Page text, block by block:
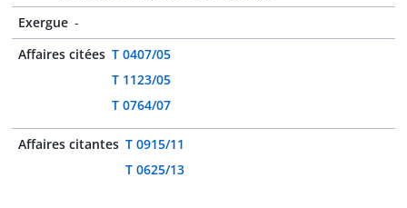
Exergue -
Affaires citées T 0407/05
T 1123/05
T 0764/07
Affaires citantes T 0915/11
T 0625/13